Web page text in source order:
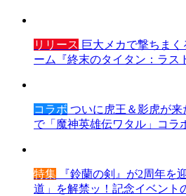
リリース 巨大メカで撃ちま
ーム『終末のタイタン：ラス
コラボ ついに虎王＆影虎が来
で「魔神英雄伝ワタル」コラ
特集 『鈴蘭の剣』が2周年を
道」を解禁ッ！記念イベント